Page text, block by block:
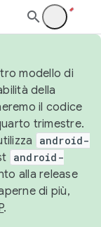
modello di
della
il codice
trimestre.
android-
android-
alla release
di più,
.